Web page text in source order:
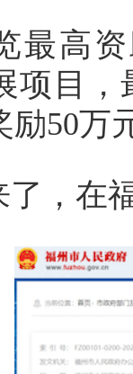
最高
项目
励50
了，在